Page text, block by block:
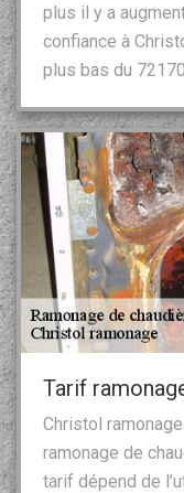
plus il y a
confiance à
plus bas du 72170.
Tarif
Christol
ramonage de
tarif dépend de